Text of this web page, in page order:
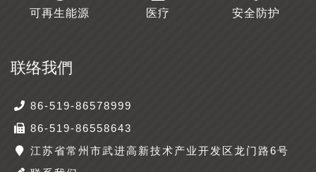
可再生能源 医疗 安全防护
联络我們
86-519-86578999
86-519-86558643
江苏省常州市武进高新技术产业开发区龙门路6号